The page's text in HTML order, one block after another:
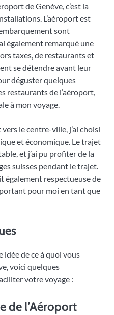
de Genève, c’est la
L’aéroport est
sont
également remarqué une
taxes, de restaurants et
se détendre avant leur
déguster quelques
restaurants de l’aéroport,
à mon voyage.
le centre-ville, j’ai choisi
et économique. Le trajet
et j’ai pu profiter de la
suisses pendant le trajet.
respectueuse de
pour moi en tant que
de ce à quoi vous
voici quelques
votre voyage :
de l’Aéroport